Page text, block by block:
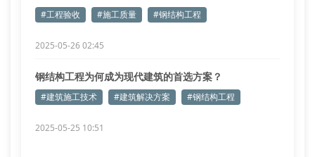
#工程验收 #施工质量 #钢结构工程
2025-05-26 02:45
钢结构工程为何成为现代建筑的首选方案？
#建筑施工技术 #建筑解决方案 #钢结构工程
2025-05-25 10:51